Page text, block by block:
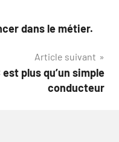
dans le métier.
Article suivant
plus qu’un simple
conducteur